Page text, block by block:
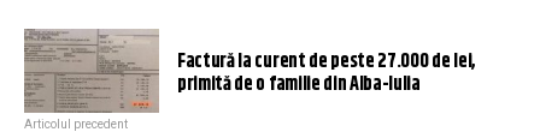
Factură la curent de peste 27.000 de lei,
primită de o familie din Alba-Iulia
Articolul precedent